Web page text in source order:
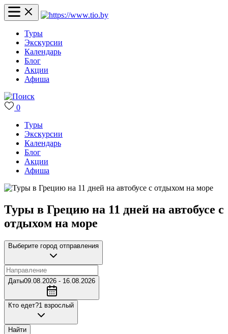
Туры
Экскурсии
Календарь
Блог
Акции
Афиша
0
Туры
Экскурсии
Календарь
Блог
Акции
Афиша
Туры в Грецию на 11 дней на автобусе с
отдыхом на море
Выберите город отправления
Даты09.08.2026 - 16.08.2026
Кто едет?1 взрослый
Найти